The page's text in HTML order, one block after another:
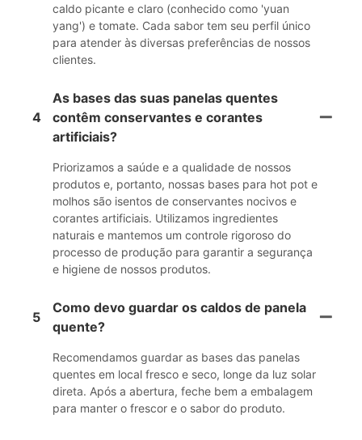
caldo picante e claro (conhecido como 'yuan
yang') e tomate. Cada sabor tem seu perfil único
para atender às diversas preferências de nossos
clientes.
4
As bases das suas panelas quentes
contêm conservantes e corantes
artificiais?
Priorizamos a saúde e a qualidade de nossos
produtos e, portanto, nossas bases para hot pot e
molhos são isentos de conservantes nocivos e
corantes artificiais. Utilizamos ingredientes
naturais e mantemos um controle rigoroso do
processo de produção para garantir a segurança
e higiene de nossos produtos.
5
Como devo guardar os caldos de panela
quente?
Recomendamos guardar as bases das panelas
quentes em local fresco e seco, longe da luz solar
direta. Após a abertura, feche bem a embalagem
para manter o frescor e o sabor do produto.